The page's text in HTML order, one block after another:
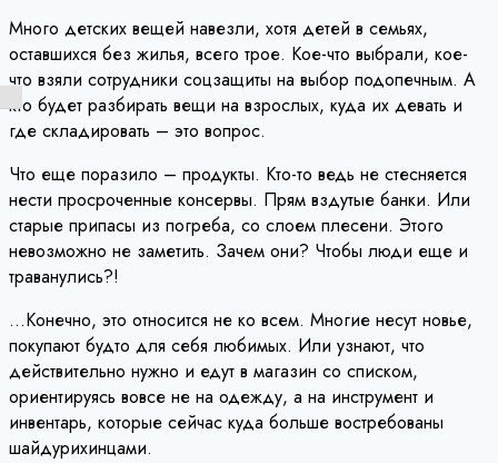
Переключить на высокую контрастность
Много детских вещей навезли, хотя детей в семьях,
оставшихся без жилья, всего трое. Кое-что выбрали, кое-
что взяли сотрудники соцзащиты на выбор подопечным. А
кто будет разбирать вещи на взрослых, куда их девать и
где складировать – это вопрос.
Что еще поразило – продукты. Кто-то ведь не стесняется
нести просроченные консервы. Прям вздутые банки. Или
старые припасы из погреба, со слоем плесени. Этого
невозможно не заметить. Зачем они? Чтобы люди еще и
траванулись?!
…Конечно, это относится не ко всем. Многие несут новье,
покупают будто для себя любимых. Или узнают, что
действительно нужно и едут в магазин со списком,
ориентируясь вовсе не на одежду, а на инструмент и
инвентарь, которые сейчас куда больше востребованы
шайдурихинцами.